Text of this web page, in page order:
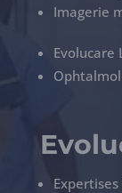
Imagerie
Evolucare